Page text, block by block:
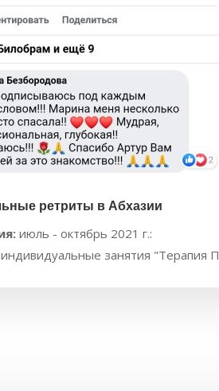
ретриты в Абхазии
июль - октябрь 2021 г.:
занятия "Терапия